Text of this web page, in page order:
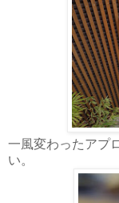
一風変わったアプ
い。